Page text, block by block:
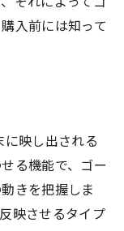
入前には知って
に映し出される
る機能で、ゴー
きを把握しま
映させるタイプ